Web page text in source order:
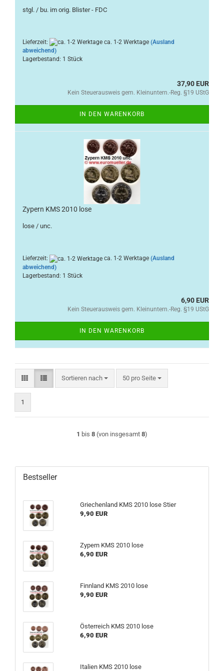
stgl. / bu. im orig. Blister - FDC
Lieferzeit: ca. 1-2 Werktage (Ausland
abweichend)
Lagerbestand: 1 Stück
37,90 EUR
Kein Steuerausweis gem. Kleinuntern.-Reg. §19 UStG
IN DEN WARENKORB
Zypern KMS 2010 lose
lose / unc.
Lieferzeit: ca. 1-2 Werktage (Ausland
abweichend)
Lagerbestand: 1 Stück
6,90 EUR
Kein Steuerausweis gem. Kleinuntern.-Reg. §19 UStG
IN DEN WARENKORB
Sortieren nach
Sortieren nach 50 pro Seite
pro Seite
1
1 bis 8 (von insgesamt 8)
Bestseller
Griechenland KMS 2010 lose Stier
9,90 EUR
Zypern KMS 2010 lose
6,90 EUR
Finnland KMS 2010 lose
9,90 EUR
Österreich KMS 2010 lose
6,90 EUR
Italien KMS 2010 lose